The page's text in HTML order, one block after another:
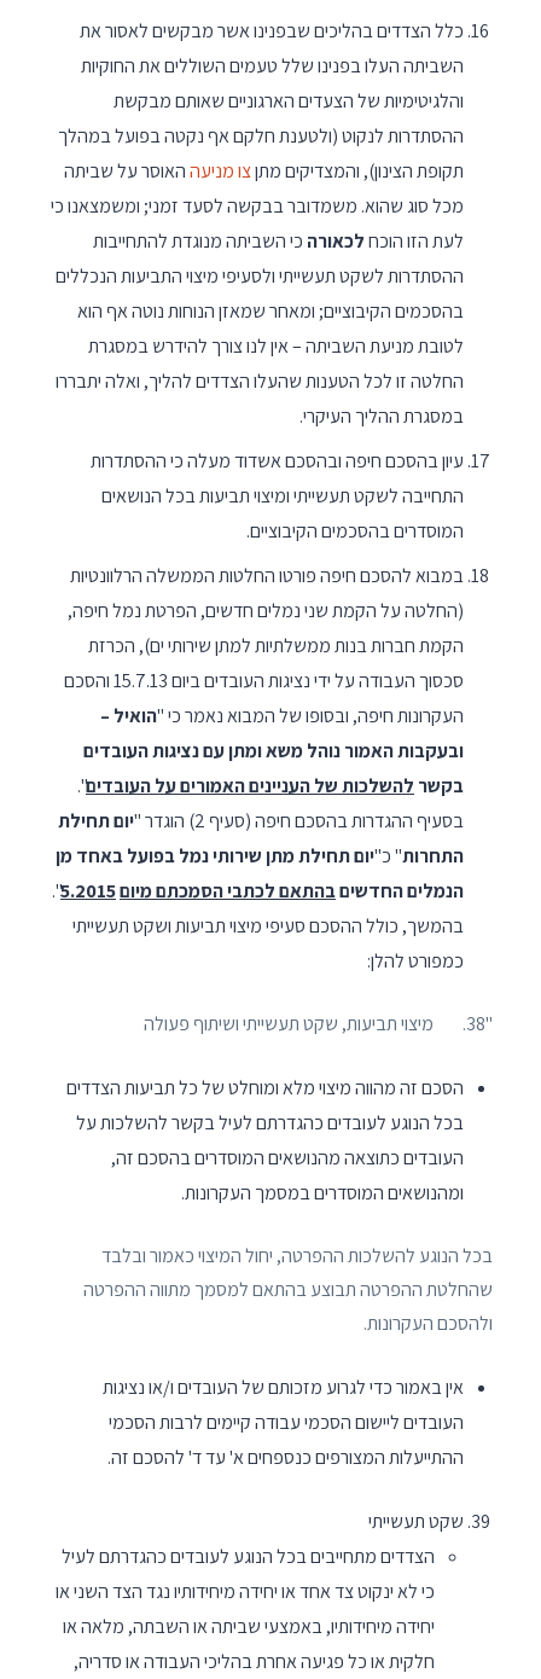
כלל הצדדים בהליכים שבפנינו אשר מבקשים לאסור את
השביתה העלו בפנינו שלל טעמים השוללים את החוקיות
והלגיטימיות של הצעדים הארגוניים שאותם מבקשת
ההסתדרות לנקוט (ולטענת חלקם אף נקטה בפועל במהלך
תקופת הצינון), והמצדיקים מתןצו מניעההאוסר על שביתה
מכל סוג שהוא. משמדובר בבקשה לסעד זמני; ומשמצאנו כי
לעת הזו הוכחלכאורה כי השביתה מנוגדת להתחייבות
ההסתדרות לשקט תעשייתי ולסעיפי מיצוי התביעות הנכללים
בהסכמים הקיבוציים; ומאחר שמאזן הנוחות נוטה אף הוא
לטובת מניעת השביתה – אין לנו צורך להידרש במסגרת
החלטה זו לכל הטענות שהעלו הצדדים להליך, ואלה יתבררו
במסגרת ההליך העיקרי.
עיון בהסכם חיפה ובהסכם אשדוד מעלה כי ההסתדרות
התחייבה לשקט תעשייתי ומיצוי תביעות בכל הנושאים
המוסדרים בהסכמים הקיבוציים.
במבוא להסכם חיפה פורטו החלטות הממשלה הרלוונטיות
(החלטה על הקמת שני נמלים חדשים, הפרטת נמל חיפה,
הקמת חברות בנות ממשלתיות למתן שירותי ים), הכרזת
סכסוך העבודה על ידי נציגות העובדים ביום 15.7.13 והסכם
העקרונות חיפה, ובסופו של המבוא נאמר כי "הואיל –
ובעקבות האמור נוהל משא ומתן עם נציגות העובדים
בקשר להשלכות של העניינים האמורים על העובדים".
בסעיף ההגדרות בהסכם חיפה (סעיף 2) הוגדר "
יום תחילת
התחרות" כ"יום תחילת מתן שירותי נמל בפועל באחד מן
הנמלים החדשיםבהתאם לכתבי הסמכתם מיום5.2015
".
בהמשך, כולל ההסכם סעיפי מיצוי תביעות ושקט תעשייתי
כמפורט להלן:
"38. מיצוי תביעות, שקט תעשייתי ושיתוף פעולה
הסכם זה מהווה מיצוי מלא ומוחלט של כל תביעות הצדדים
בכל הנוגע לעובדים כהגדרתם לעיל בקשר להשלכות על
העובדים כתוצאה מהנושאים המוסדרים בהסכם זה,
ומהנושאים המוסדרים במסמך העקרונות.
בכל הנוגע להשלכות ההפרטה, יחול המיצוי כאמור ובלבד
שהחלטת ההפרטה תבוצע בהתאם למסמך מתווה ההפרטה
ולהסכם העקרונות.
אין באמור כדי לגרוע מזכותם של העובדים ו/או נציגות
העובדים ליישום הסכמי עבודה קיימים לרבות הסכמי
ההתייעלות המצורפים כנספחים א' עד ד' להסכם זה.
שקט תעשייתי
הצדדים מתחייבים בכל הנוגע לעובדים כהגדרתם לעיל
כי לא ינקוט צד אחד או יחידה מיחידותיו נגד הצד השני או
יחידה מיחידותיו, באמצעי שביתה או השבתה, מלאה או
חלקית או כל פגיעה אחרת בהליכי העבודה או סדריה,